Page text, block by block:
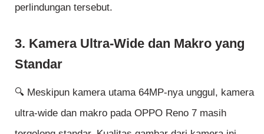
perlindungan tersebut.
3. Kamera Ultra-Wide dan Makro yang
Standar
🔍 Meskipun kamera utama 64MP-nya unggul, kamera
ultra-wide dan makro pada OPPO Reno 7 masih